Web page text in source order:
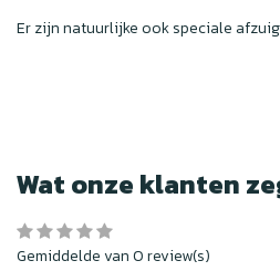
Er zijn natuurlijke ook speciale
Wat onze klanten
Gemiddelde van 0 review(s)